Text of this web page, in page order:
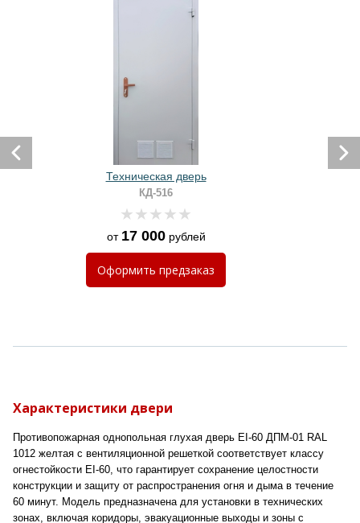
Техническая дверь
КД-516
от 17 000рублей
Оформить предзаказ
Характеристики двери
Противопожарная однопольная глухая дверь EI-60 ДПМ-01 RAL
1012 желтая с вентиляционной решеткой соответствует классу
огнестойкости EI-60, что гарантирует сохранение целостности
конструкции и защиту от распространения огня и дыма в течение
60 минут. Модель предназначена для установки в технических
зонах, включая коридоры, эвакуационные выходы и зоны с